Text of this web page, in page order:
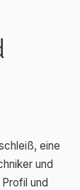
eine
und
und